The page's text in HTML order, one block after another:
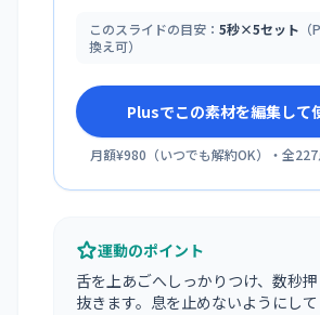
このスライドの目安： 5秒×5セット
換え可）
Plusでこの素材を編集して
月額¥980 （いつでも解約OK）・全227
運動のポイント
舌を上あごへしっかりつけ、数秒
抜きます。息を止めないようにして